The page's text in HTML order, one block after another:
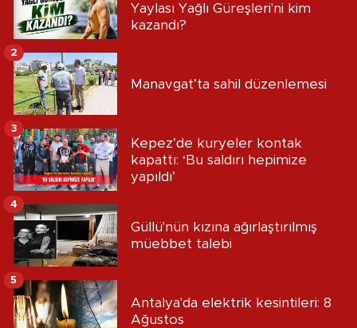
Yaylası Yağlı Güreşleri'ni kim
kazandı?
Manavgat’ta sahil düzenlemesi
2
Kepez’de kuryeler kontak
kapattı: ‘Bu saldırı hepimize
yapıldı’
3
Güllü'nün kızına ağırlaştırılmış
müebbet talebi
4
Antalya'da elektrik kesintileri: 8
Ağustos
5